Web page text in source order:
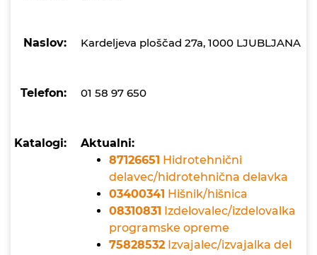
Naslov: Kardeljeva ploščad 27a, 1000 LJUBLJANA
Telefon: 01 58 97 650
Katalogi:
Aktualni:
87126651 Hidrotehnični
delavec/hidrotehnična delavka
03400341 Hišnik/hišnica
08310831 Izdelovalec/izdelovalka
programske opreme
75828532 Izvajalec/izvajalka del